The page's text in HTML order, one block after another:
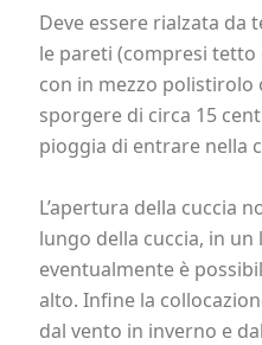
Deve essere rialzata da
le pareti (compresi
con in mezzo polistirolo
sporgere di circa 15
pioggia di entrare nella
L’apertura della cuccia
lungo della cuccia, in
eventualmente è
alto. Infine la
dal vento in inverno e